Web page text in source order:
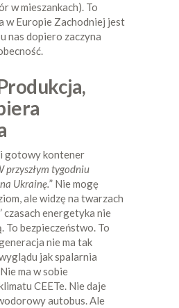
w mieszankach). To
w Europie Zachodniej jest
nas dopiero zaczyna
gotowy kontener
przyszłym tygodniu
Ukrainę.” Nie mogę
ale widzę na twarzach
czasach energetyka nie
To bezpieczeństwo. To
nie ma tak
jak spalarnia
ma w sobie
CEETe. Nie daje
autobus. Ale